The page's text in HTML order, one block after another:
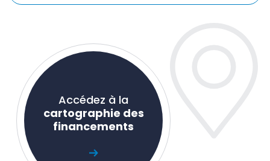
Accédez à la
cartographie des
financements